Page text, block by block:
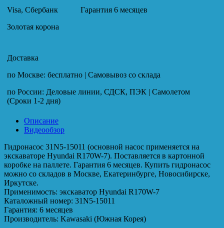
Visa, Сбербанк
Золотая корона
Гарантия 6 месяцев
Доставка
по Москве: бесплатно | Самовывоз со склада
по России: Деловые линии, СДСК, ПЭК | Самолетом
(Сроки 1-2 дня)
Описание
Видеообзор
Гидронасос 31N5-15011 (основной насос применяется на
экскаваторе Hyundai R170W-7). Поставляется в картонной
коробке на паллете. Гарантия 6 месяцев. Купить гидронасос
можно со складов в Москве, Екатеринбурге, Новосибирске,
Иркутске.
Применимость: экскаватор Hyundai R170W-7
Каталожный номер: 31N5-15011
Гарантия: 6 месяцев
Производитель: Kawasaki (Южная Корея)